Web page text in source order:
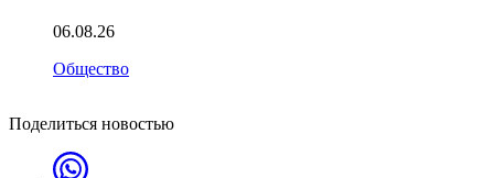
06.08.26
Общество
Поделиться новостью